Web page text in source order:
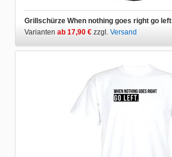
Grillschürze When nothing goes right go left
Varianten ab 17,90 € zzgl. Versand